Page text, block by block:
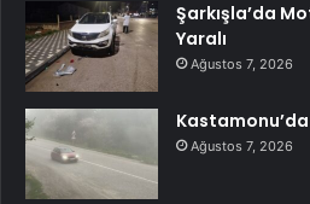
Şarkışla’da
Yaralı
Ağustos 7, 2026
Ağustos 7, 2026